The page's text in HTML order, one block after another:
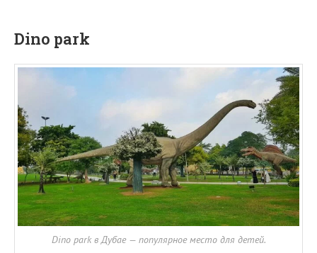
Dino park
Dino park в Дубае — популярное место для детей.